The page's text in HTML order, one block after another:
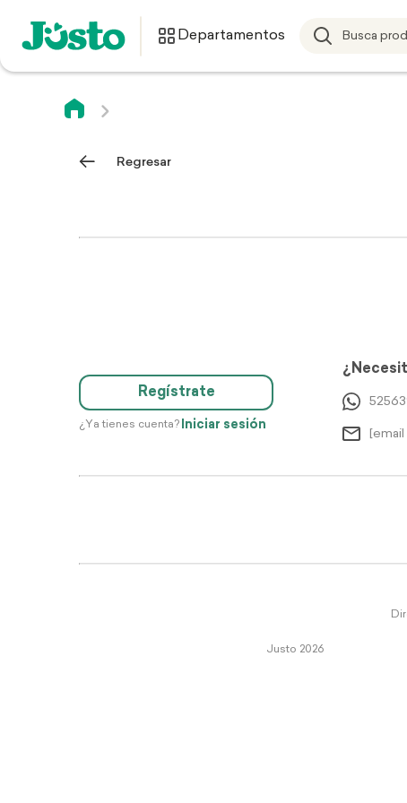
Departamentos
Regresar
Regístrate
¿Ya tienes cuenta? Iniciar sesión
Justo 2026